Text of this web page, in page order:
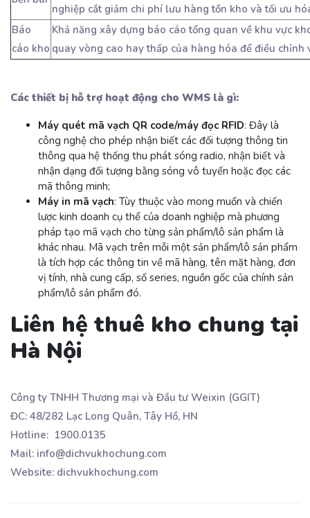
nghiệp cắt giảm chi phí lưu hàng tồn kho và tối ưu
Báo
cáo kho
Khả năng xây dựng báo cáo tổng quan về khu vực
quay vòng cao hay thấp của hàng hóa để điều chỉnh
Các thiết bị hỗ trợ hoạt động cho WMS là gì:
Máy quét mã vạch QR code/máy đọc RFID: Đây là
công nghệ cho phép nhận biết các đối tượng thông tin
thông qua hệ thống thu phát sóng radio, nhận biết và
nhận dạng đối tượng bằng sóng vô tuyến hoặc đọc các
mã thông minh;
Máy in mã vạch: Tùy thuộc vào mong muốn và chiến
lược kinh doanh cụ thể của doanh nghiệp mà phương
pháp tạo mã vạch cho từng sản phẩm/lô sản phẩm là
khác nhau. Mã vạch trên mỗi một sản phẩm/lô sản phẩm
là tích hợp các thông tin về mã hàng, tên mặt hàng, đơn
vị tính, nhà cung cấp, số series, nguồn gốc của chính sản
phẩm/lô sản phẩm đó.
Liên hệ thuê kho chung tại
Hà Nội
Công ty TNHH Thương mại và Đầu tư Weixin (GGIT)
ĐC: 48/282 Lạc Long Quân, Tây Hồ, HN
Hotline: 1900.0135
Mail: info@dichvukhochung.com
Website: dichvukhochung.com